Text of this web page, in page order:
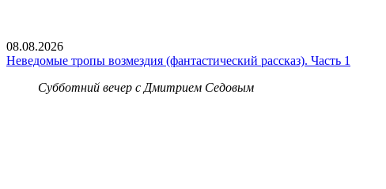
08.08.2026
Неведомые тропы возмездия (фантастический рассказ). Часть 1
Субботний вечер с Дмитрием Седовым